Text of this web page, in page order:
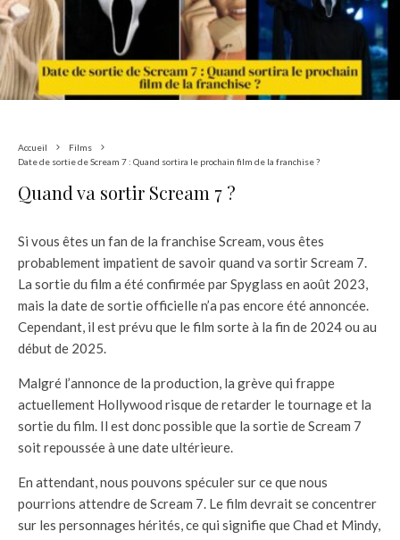
Accueil
Films
Date de sortie de Scream 7 : Quand sortira le prochain film de la franchise ?
Quand va sortir Scream 7 ?
Si vous êtes un fan de la franchise Scream, vous êtes
probablement impatient de savoir quand va sortir Scream 7.
La sortie du film a été confirmée par Spyglass en août 2023,
mais la date de sortie officielle n’a pas encore été annoncée.
Cependant, il est prévu que le film sorte à la fin de 2024 ou au
début de 2025.
Malgré l’annonce de la production, la grève qui frappe
actuellement Hollywood risque de retarder le tournage et la
sortie du film. Il est donc possible que la sortie de Scream 7
soit repoussée à une date ultérieure.
En attendant, nous pouvons spéculer sur ce que nous
pourrions attendre de Scream 7. Le film devrait se concentrer
sur les personnages hérités, ce qui signifie que Chad et Mindy,